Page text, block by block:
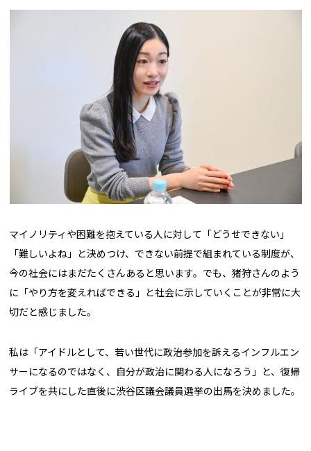
マイノリティや困難を抱えている人に対して「どうせできない」
「難しいよね」と決めつけ、できない前提で組まれている制度が、
今の社会にはまだたくさんあると思います。でも、猪狩さんのよう
に「やり方を変えればできる」と社会に示していくことが非常に大
切だと感じました。
私は「アイドルとして、若い世代に政治参加を訴えるインフルエン
サーになるのではなく、自分が政治に関わる人になろう」と、復帰
ライブを共にした直後に渋谷区議会議員選挙の出馬を決めました。